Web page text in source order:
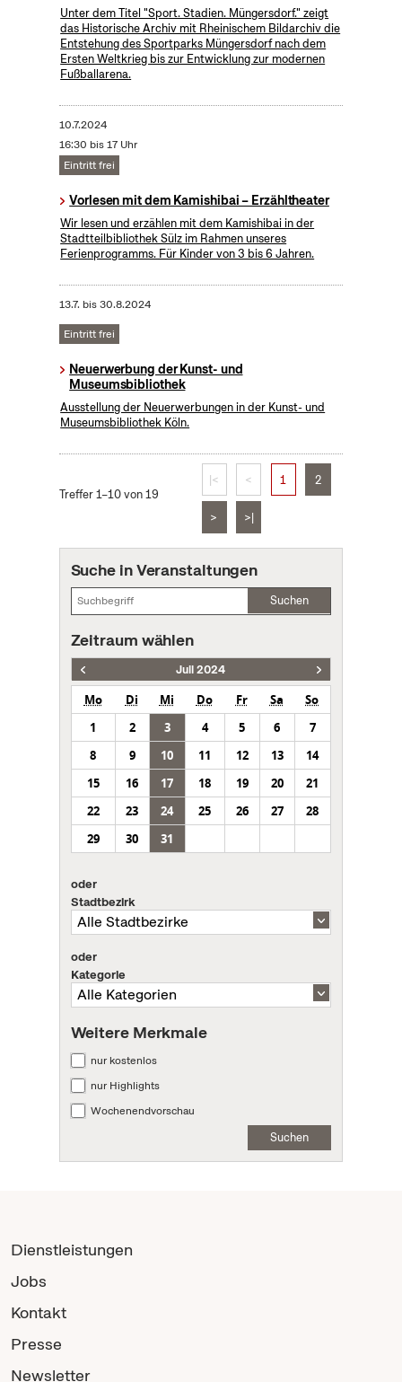
Unter dem Titel "Sport. Stadien. Müngersdorf." zeigt
das Historische Archiv mit Rheinischem Bildarchiv die
Entstehung des Sportparks Müngersdorf nach dem
Ersten Weltkrieg bis zur Entwicklung zur modernen
Fußballarena.
10.7.2024
16:30 bis 17 Uhr
Eintritt frei
Vorlesen mit dem Kamishibai – Erzähltheater
Wir lesen und erzählen mit dem Kamishibai in der
Stadtteilbibliothek Sülz im Rahmen unseres
Ferienprogramms. Für Kinder von 3 bis 6 Jahren.
13.7. bis30.8.2024
Eintritt frei
Neuerwerbung der Kunst- und
Museumsbibliothek
Ausstellung der Neuerwerbungen in der Kunst- und
Museumsbibliothek Köln.
Treffer 1–10 von 19
|< < 1 2
> >|
Suche in Veranstaltungen
Suchen
Zeitraum wählen
Juli 2024
Mo Di Mi Do Fr Sa
So
1
2 3 4 5 6
7
8
9 10 11 12 13
14
15
16 17 18 19 20
21
22
23 24 25 26 27
28
29
30 31
oder
Stadtbezirk
oder
Kategorie
Weitere Merkmale
nur kostenlos
nur Highlights
Wochenendvorschau
Suchen
Dienstleistungen
Jobs
Kontakt
Presse
Newsletter